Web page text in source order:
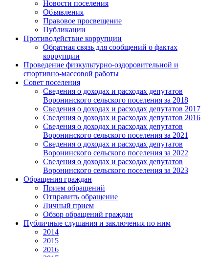
Новости поселения
Объявления
Правовое просвещение
Публикации
Противодействие коррупции
Обратная связь для сообщений о фактах
коррупции
Проведение физкультурно-оздоровительной и
спортивно-массовой работы
Совет поселения
Сведения о доходах и расходах депутатов
Воронинского сельского поселения за 2018
Сведения о доходах и расходах депутатов 2017
Сведения о доходах и расходах депутатов 2016
Сведения о доходах и расходах депутатов
Воронинского сельского поселения за 2021
Сведения о доходах и расходах депутатов
Воронинского сельского поселения за 2022
Сведения о доходах и расходах депутатов
Воронинского сельского поселения за 2023
Обращения граждан
Прием обращений
Отправить обращение
Личный прием
Обзор обращений граждан
Публичные слушания и заключения по ним
2014
2015
2016